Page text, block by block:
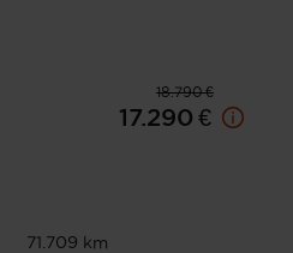
18.790 €
17.290 €
71.709 km